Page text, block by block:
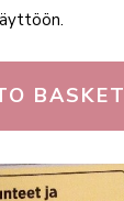
BASKET